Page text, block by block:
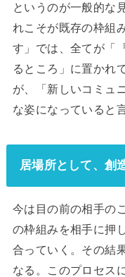
というのが一般的な
れこそが既存の枠組
す」では、全てが「
るところ」に置かれ
が、「新しいコミュ
な姿になっていると
居場所として、創
今は目の前の相手の
の枠組みを相手に押
合っていく。その結
なる。このプロセス